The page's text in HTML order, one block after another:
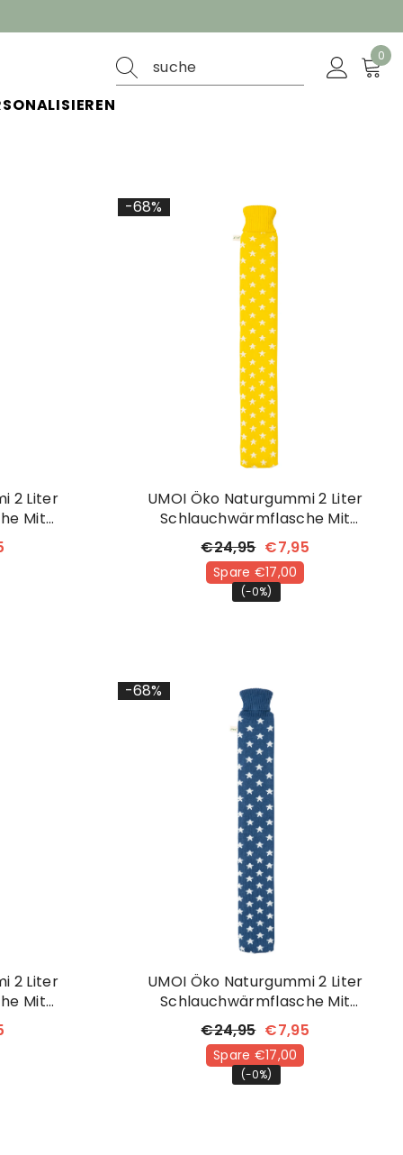
0
0
2 Liter
Mit
Mit
-68%
UMOI Öko Naturgummi 2 Liter
Schlauchwärmflasche Mit
Kuschligem Strickbezug Mit
Sternchen
€24,95 €7,95
Spare €17,00
(-0%)
2 Liter
Mit
Mit
-68%
UMOI Öko Naturgummi 2 Liter
Schlauchwärmflasche Mit
Kuschligem Strickbezug Mit
Sternchen
€24,95 €7,95
Spare €17,00
(-0%)